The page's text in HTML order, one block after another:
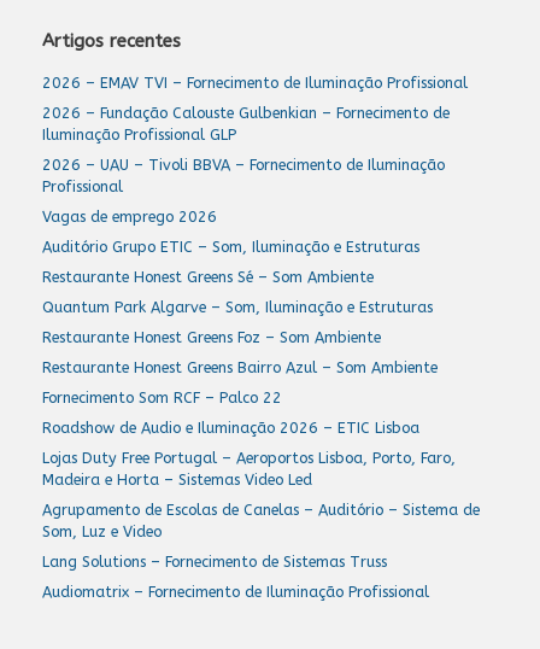
Artigos recentes
2026 – EMAV TVI – Fornecimento de Iluminação Profissional
2026 – Fundação Calouste Gulbenkian – Fornecimento de
Iluminação Profissional GLP
2026 – UAU – Tivoli BBVA – Fornecimento de Iluminação
Profissional
Vagas de emprego 2026
Auditório Grupo ETIC – Som, Iluminação e Estruturas
Restaurante Honest Greens Sé – Som Ambiente
Quantum Park Algarve – Som, Iluminação e Estruturas
Restaurante Honest Greens Foz – Som Ambiente
Restaurante Honest Greens Bairro Azul – Som Ambiente
Fornecimento Som RCF – Palco 22
Roadshow de Audio e Iluminação 2026 – ETIC Lisboa
Lojas Duty Free Portugal – Aeroportos Lisboa, Porto, Faro,
Madeira e Horta – Sistemas Video Led
Agrupamento de Escolas de Canelas – Auditório – Sistema de
Som, Luz e Video
Lang Solutions – Fornecimento de Sistemas Truss
Audiomatrix – Fornecimento de Iluminação Profissional